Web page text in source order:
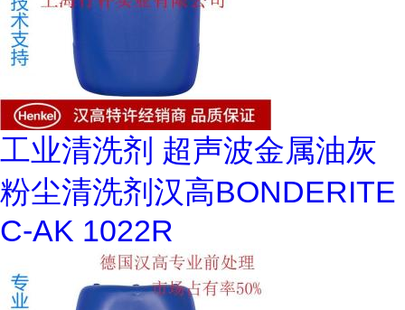
工业清洗剂 超声波金属油灰
粉尘清洗剂汉高BONDERITE
C-AK 1022R